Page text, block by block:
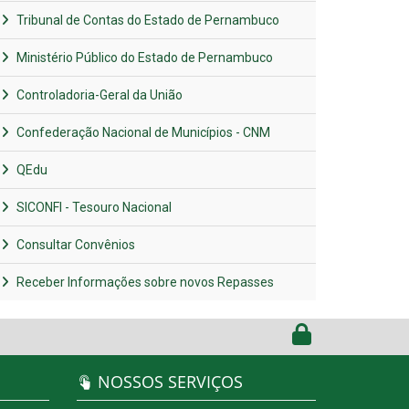
Tribunal de Contas do Estado de Pernambuco
Ministério Público do Estado de Pernambuco
Controladoria-Geral da União
Confederação Nacional de Municípios - CNM
QEdu
SICONFI - Tesouro Nacional
Consultar Convênios
Receber Informações sobre novos Repasses
NOSSOS SERVIÇOS